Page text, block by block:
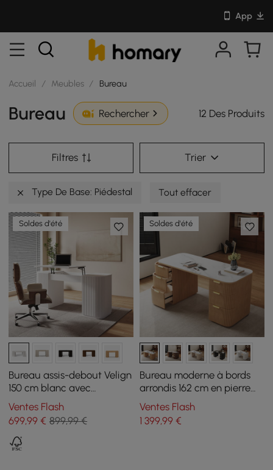
App
Accueil / Meubles / Bureau
Bureau Rechercher 12 Des Produits
Filtres Trier
Type De Base: Piédestal Tout effacer
Soldes d'été
Bureau assis-debout Velign
150 cm blanc avec
rangement à 2 portes
Ventes Flash
699,99 € 899,99 €
Soldes d'été
Bureau moderne à bords
arrondis 162 cm en pierre
frittée blanc brillant et
naturel avec double
rangement
Ventes Flash
1 399,99€